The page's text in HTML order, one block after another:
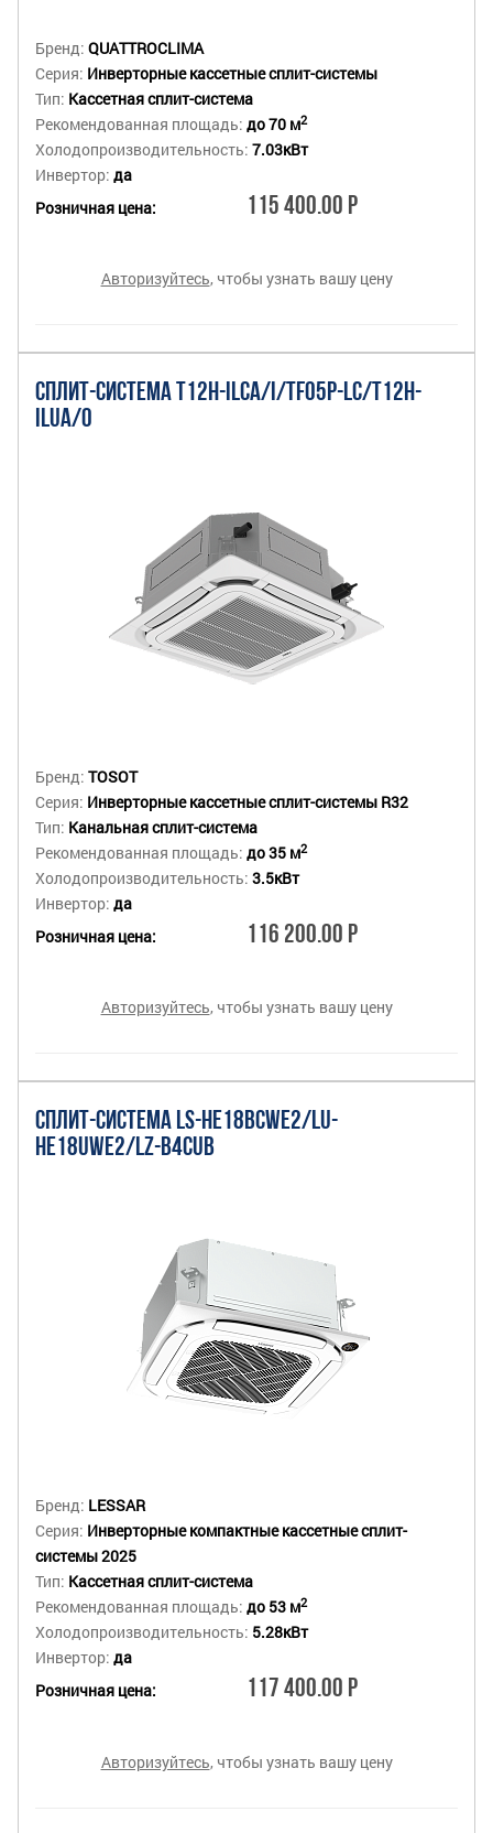
Бренд: QUATTROCLIMA
Серия: Инверторные кассетные сплит-системы
Тип: Кассетная сплит-система
Рекомендованная площадь: до 70 м2
Холодопроизводительность: 7.03кВт
Инвертор: да
Розничная цена:
115 400.00 Р
Авторизуйтесь, чтобы узнать вашу цену
СПЛИТ-СИСТЕМА T12H-ILCA/I/TF05P-LC/T12H-
ILUA/O
Бренд: TOSOT
Серия: Инверторные кассетные сплит-системы R32
Тип: Канальная сплит-система
Рекомендованная площадь: до 35 м2
Холодопроизводительность: 3.5кВт
Инвертор: да
Розничная цена:
116 200.00 Р
Авторизуйтесь, чтобы узнать вашу цену
СПЛИТ-СИСТЕМА LS-HE18BCWE2/LU-
HE18UWE2/LZ-B4CUB
Бренд: LESSAR
Серия: Инверторные компактные кассетные сплит-
системы 2025
Тип: Кассетная сплит-система
Рекомендованная площадь: до 53 м2
Холодопроизводительность: 5.28кВт
Инвертор: да
Розничная цена:
117 400.00 Р
Авторизуйтесь, чтобы узнать вашу цену